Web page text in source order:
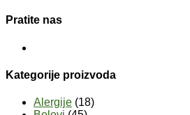
Pratite nas
Kategorije proizvoda
Alergije (18)